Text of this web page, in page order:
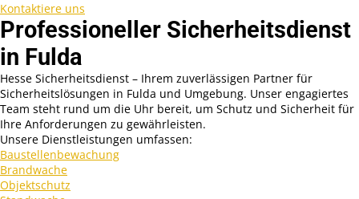
Kontaktiere uns
Professioneller Sicherheitsdienst
in Fulda
Hesse Sicherheitsdienst – Ihrem zuverlässigen Partner für
Sicherheitslösungen in Fulda und Umgebung. Unser engagiertes
Team steht rund um die Uhr bereit, um Schutz und Sicherheit für
Ihre Anforderungen zu gewährleisten.
Unsere Dienstleistungen umfassen:
Baustellenbewachung
Brandwache
Objektschutz